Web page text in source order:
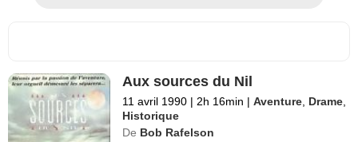
Aux sources du Nil
11 avril 1990 | 2h 16min | Aventure, Drame,
Historique
De Bob Rafelson